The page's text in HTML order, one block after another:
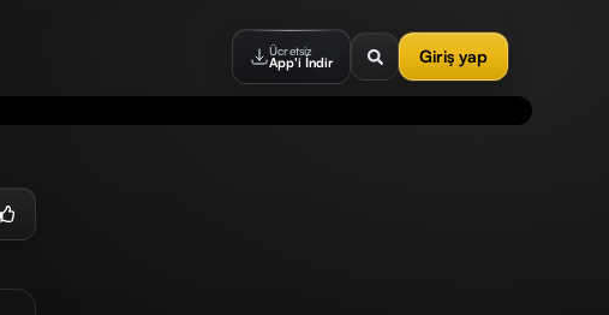
Ücretsiz
App'i İndir Giriş yap